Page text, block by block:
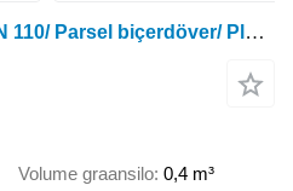
Zürn Selektsionnyy ZÜRN 110/ Parsel biçerdöver/ Plot combine
Volume graansilo 0,4 m³